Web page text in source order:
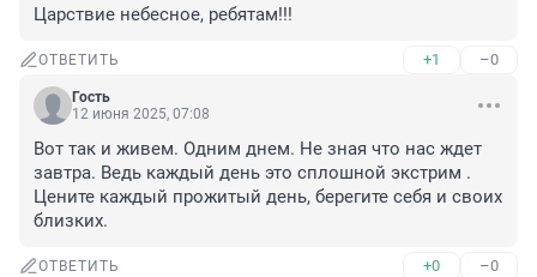
Царствие небесное, ребятам!!!
ОТВЕТИТЬ +1 –0
Гость
12 июня 2025, 07:08
Вот так и живем. Одним днем. Не зная что нас ждет
завтра. Ведь каждый день это сплошной экстрим .
Цените каждый прожитый день, берегите себя и своих
близких.
ОТВЕТИТЬ +0 –0